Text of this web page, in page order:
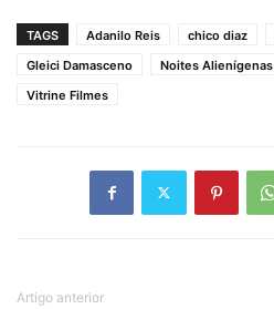
TAGS Adanilo Reis chico diaz
Gleici Damasceno
Noites Alienígenas
Vitrine Filmes
Artigo anterior